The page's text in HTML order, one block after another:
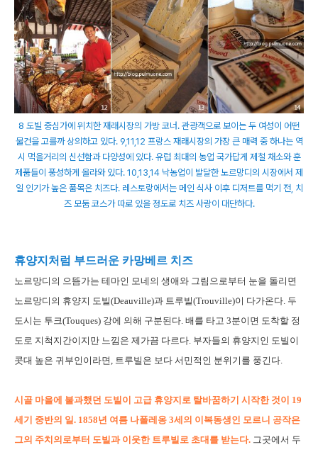
8 도빌 중심가에 위치한 재래시장의 가방 코너. 관광객으로 보이는 두 여성이 어떤
물건을 고를까 상의하고 있다. 9,11,12 프랑스 재래시장의 가장 큰 매력 중 하나는 역
시 먹을거리의 신선함과 다양성에 있다. 유럽 최대의 농업 국가답게 제철 채소와 훈
제품들이 풍성하게 올라와 있다. 10,13,14 낙농업이 발달한 노르망디의 시장에서 제
일 인기가 높은 품목은 치즈다. 레스토랑에서는 메인 식사 이후 디저트를 먹기 전, 치
즈 모둠 코스가 따로 있을 정도로 치즈 사랑이 대단하다.
휴양지처럼 부드러운 카망베르 치즈
노르망디의 으뜸가는 테마인 모네의 생애와 그림으로부터 눈을 돌리면
노르망디의 휴양지 도빌(Deauville)과 트루빌(Trouville)이 다가온다. 두
도시는 투크(Touques) 강에 의해 구분된다. 배를 타고 3분이면 도착할 정
도로 지척지간이지만 느낌은 제가끔 다르다. 부자들의 휴양지인 도빌이
콧대 높은 귀부인이라면, 트루빌은 보다 서민적인 분위기를 풍긴다.
시골 마을에 불과했던 도빌이 고급 휴양지로 탈바꿈하기 시작한 것이 19
세기 중반의 일. 1858년 여름 나폴레옹 3세의 이복동생인 모르니 공작은
그의 주치의로부터 도빌과 이웃한 트루빌로 초대를 받는다. 그곳에서 두